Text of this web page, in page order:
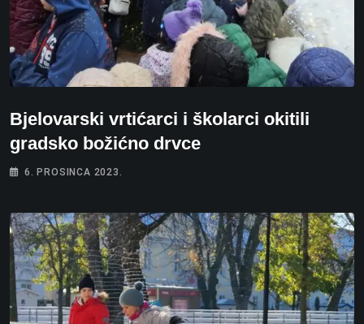
Bjelovarski vrtićarci i školarci okitili
gradsko božićno drvce
6. PROSINCA 2023.